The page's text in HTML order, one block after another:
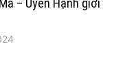
– Uyên Hạnh giới